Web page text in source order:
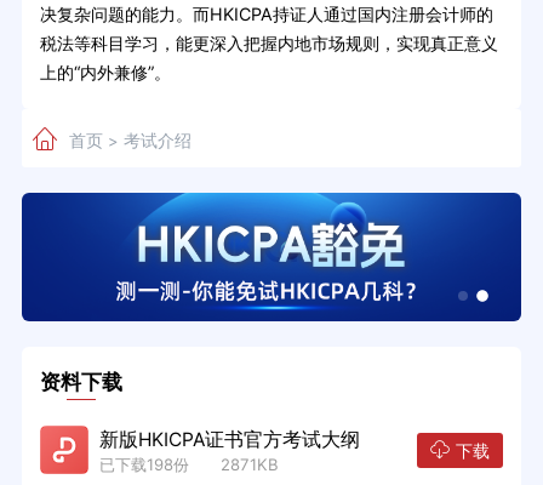
决复杂问题的能力。而HKICPA持证人通过国内注册会计师的
税法等科目学习，能更深入把握内地市场规则，实现真正意义
上的“内外兼修”。
首页> 考试介绍
资料下载
新版HKICPA证书官方考试大纲
已下载198份 2871KB
下载